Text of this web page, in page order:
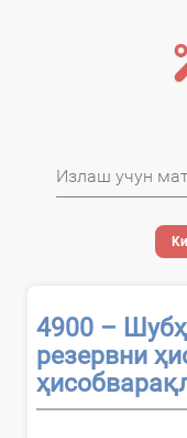
4900 –
резервни